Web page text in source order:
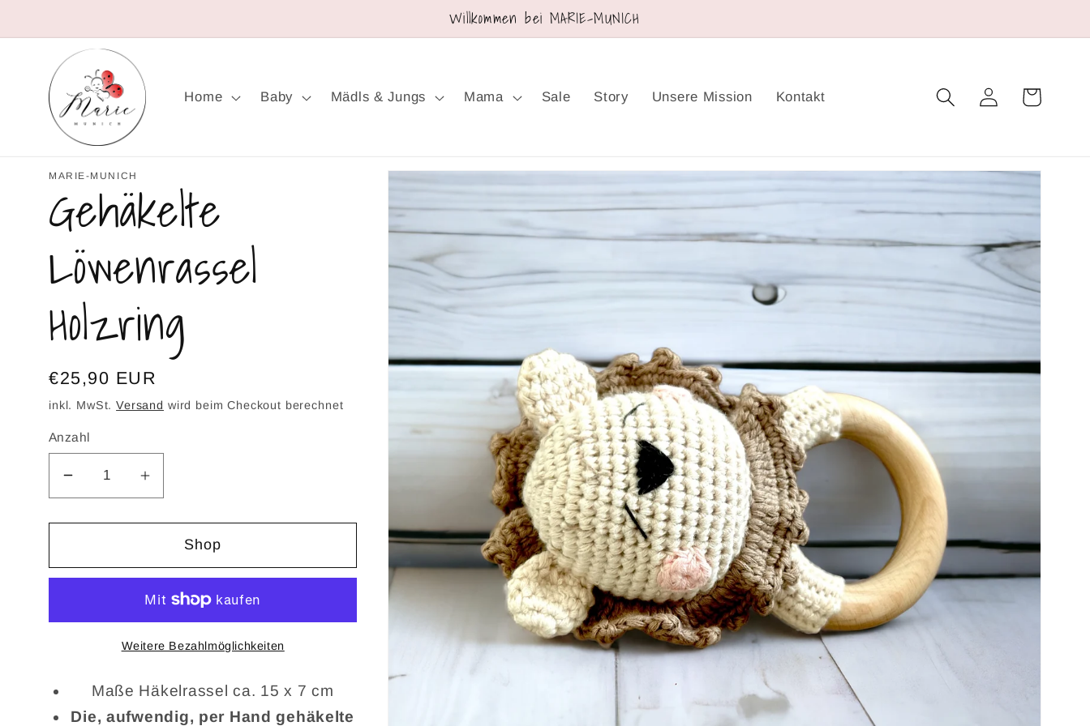
Inhalt
Willkommen bei MARIE-MUNICH
Home Baby Mädls & Jungs Mama Sale Story Unsere Mission Kontakt EinloggenWarenkorb
MARIE-MUNICH
Gehäkelte
Löwenrassel
Holzring
Normaler
Preis
€25,90 EUR
inkl. MwSt.Versand wird beim Checkout berechnet
Anzahl
Verringere
die
Menge
Gehäkelte
Löwenrassel
Erhöhe
die
Menge
Gehäkelte
Löwenrassel
Holzring
Shop
Weitere Bezahlmöglichkeiten
Maße Häkelrassel ca. 15 x 7 cm
Die, aufwendig, per Hand gehäkelte